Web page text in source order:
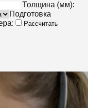
Толщина (мм):
Подготовка
Рассчитать